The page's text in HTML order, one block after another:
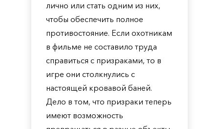
лично или стать одним из них,
чтобы обеспечить полное
противостояние. Если охотникам
в фильме не составило труда
справиться с призраками, то в
игре они столкнулись с
настоящей кровавой баней.
Дело в том, что призраки теперь
имеют возможность